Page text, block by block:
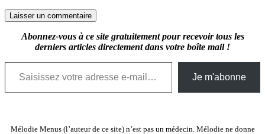
Abonnez-vous à ce site gratuitement pour recevoir tous les
derniers articles directement dans votre boîte mail !
Saisissez votre adresse e-mail…
Je m'abonne
Mélodie Menus (l’auteur de ce site) n’est pas un médecin. Mélodie ne donne